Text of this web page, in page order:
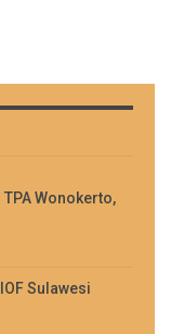
Wonokerto,
Sulawesi